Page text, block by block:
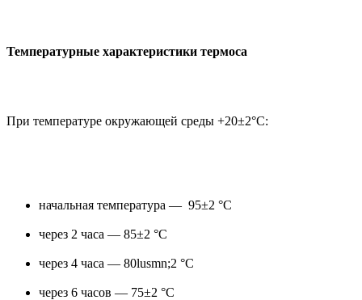
Температурные характеристики термоса
При температуре окружающей среды +20±2°С:
начальная температура — 95±2 °С
через 2 часа — 85±2 °С
через 4 часа — 80lusmn;2 °С
через 6 часов — 75±2 °С